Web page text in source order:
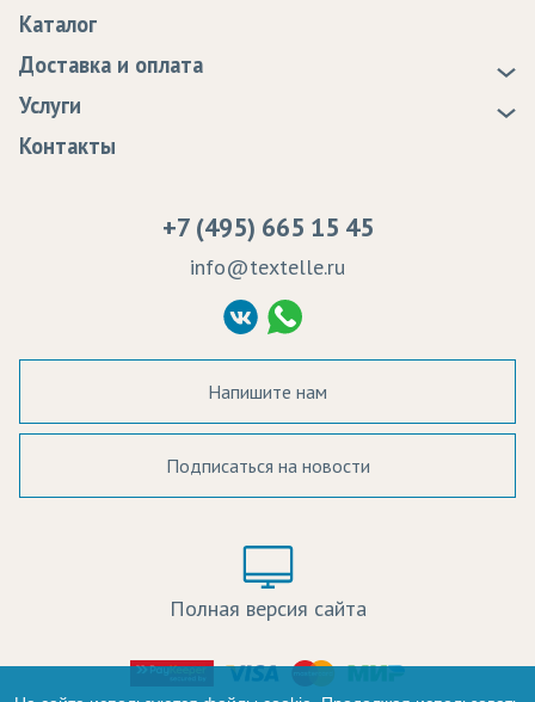
Статьи
Программа лояльности
Сертификаты качества
Судебные решения
Политика Конфиденциальности
Согласие на обработку ПД
Каталог
Доставка и оплата
Доставка
Оплата
Услуги
Образцы
Контакты
+7 (495) 665 15 45
info@textelle.ru
Напишите нам
Подписаться на новости
Полная версия сайта
-